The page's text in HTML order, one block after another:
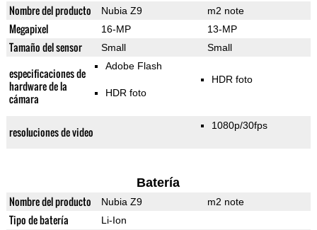
Nombre del producto Nubia Z9 m2 note
Megapixel 16-MP 13-MP
Tamaño del sensor Small Small
especificaciones de
hardware de la
cámara
Adobe Flash
HDR foto
HDR foto
resoluciones de video 1080p/30fps
Batería
Nombre del producto Nubia Z9 m2 note
Tipo de batería Li-Ion